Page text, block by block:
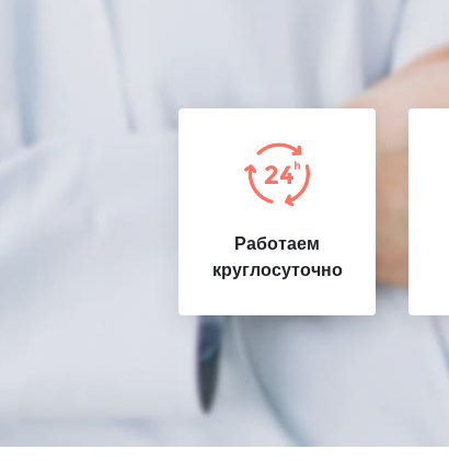
Работаем
круглосуточно